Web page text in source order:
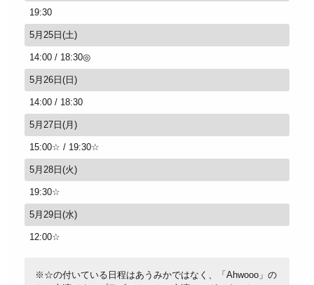
19:30
5月25日(土)
14:00 18:30◎
5月26日(日)
14:00 18:30
5月27日(月)
15:00☆ 19:30☆
5月28日(火)
19:30☆
5月29日(水)
12:00☆
※☆の付いている日程はあうみかではなく、「Ahwooo」の